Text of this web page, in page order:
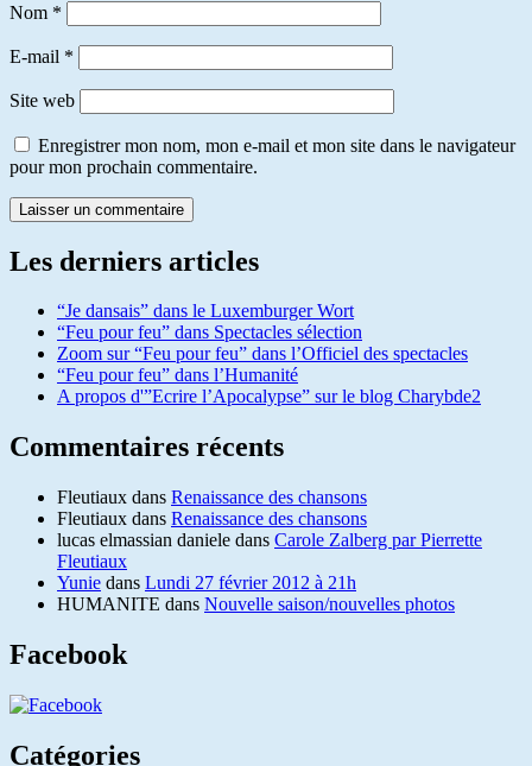
Nom *
E-mail *
Site web
Enregistrer mon nom, mon e-mail et mon site dans le navigateur
pour mon prochain commentaire.
Les derniers articles
“Je dansais” dans le Luxemburger Wort
“Feu pour feu” dans Spectacles sélection
Zoom sur “Feu pour feu” dans l’Officiel des spectacles
“Feu pour feu” dans l’Humanité
A propos d'”Ecrire l’Apocalypse” sur le blog Charybde2
Commentaires récents
Fleutiaux dans Renaissance des chansons
Fleutiaux dans Renaissance des chansons
lucas elmassian daniele dans Carole Zalberg par Pierrette
Fleutiaux
Yunie dans Lundi 27 février 2012 à 21h
HUMANITE dans Nouvelle saison/nouvelles photos
Facebook
Catégories